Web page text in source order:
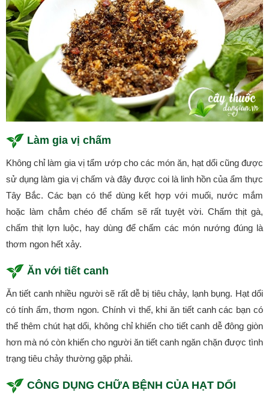
Làm gia vị chấm
Không chỉ làm gia vị tẩm ướp cho các món ăn, hạt dổi cũng được
sử dụng làm gia vị chấm và đây được coi là linh hồn của ẩm thực
Tây Bắc. Các bạn có thể dùng kết hợp với muối, nước mắm
hoặc làm chẳm chéo để chấm sẽ rất tuyệt vời. Chấm thịt gà,
chấm thịt lợn luộc, hay dùng để chấm các món nướng đúng là
thơm ngon hết xảy.
Ăn với tiết canh
Ăn tiết canh nhiều người sẽ rất dễ bị tiêu chảy, lạnh bụng. Hạt dổi
có tính ẩm, thơm ngon. Chính vì thế, khi ăn tiết canh các bạn có
thể thêm chút hạt dổi, không chỉ khiến cho tiết canh dễ đông giòn
hơn mà nó còn khiến cho người ăn tiết canh ngăn chặn được tình
trạng tiêu chảy thường gặp phải.
CÔNG DỤNG CHỮA BỆNH CỦA HẠT DỔI